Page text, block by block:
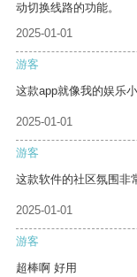
动切换线路的功能。
2025-01-01
游客
这款app就像我的娱乐
2025-01-01
游客
这款软件的社区氛围非
2025-01-01
游客
超棒啊 好用